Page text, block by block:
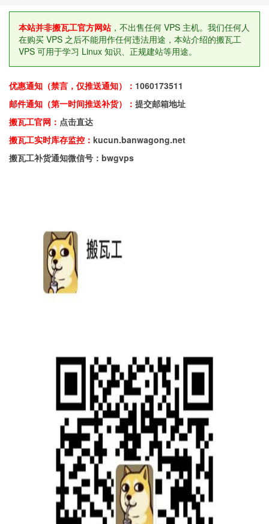
本站并非搬瓦工官方网站，不出售任何 VPS 主机。我们任何人
在购买 VPS 之后不能用作任何违法用途，本站介绍的搬瓦工
VPS 可用于学习 Linux 知识、正规建站等用途。
优惠通知（禁言，仅推送通知）： 1060173511
邮件通知（第一时间推送补货）： 提交邮箱地址
搬瓦工官网： 点击直达
搬瓦工实时库存监控： kucun.banwagong.net
搬瓦工补货通知微信号：bwgvps